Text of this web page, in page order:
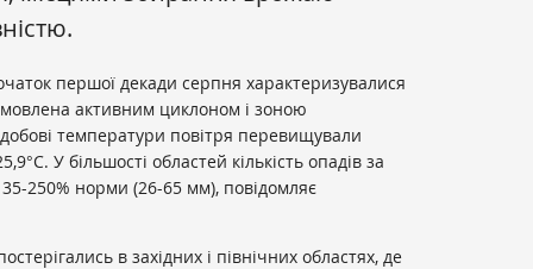
першої декади серпня характеризувалися
​​активним циклоном і зоною
температури повітря перевищували
У більшості областей кількість опадів за
250% норми (26-65 мм), повідомляє
в західних і північних областях, де